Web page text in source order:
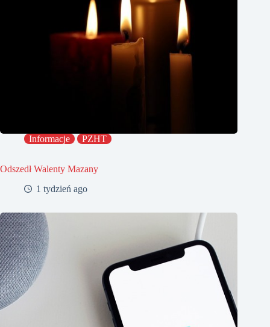
Informacje PZHT
Odszedł Walenty Mazany
1 tydzień ago